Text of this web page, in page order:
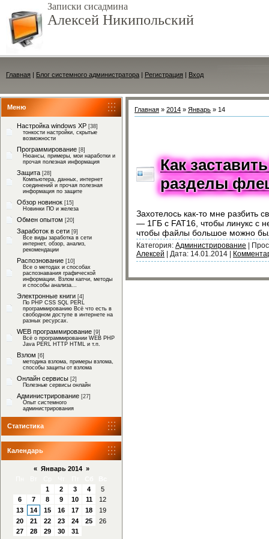
Записки сисадмина
Алексей Никипольский
Главная | Блог системного администратора | Регистрация | Вход
Меню
Настройка windows XP [38]
тонкости настройки, скрытые
возможности
Программирование [8]
Нюансы, примеры, мои наработки и
прочая полезная информация
Защита [28]
Компьютера, данных, интернет
соединений и прочая полезная
информация по защите
Обзор новинок [15]
Новинки ПО и железа
Обмен опытом [20]
Заработок в сети [9]
Все виды заработка в сети
интернет, обзор, анализ,
рекомендации
Распознование [10]
Все о методах и способах
распознавания графической
информации. Взлом капчи, методы
и способы анализа...
Электронные книги [4]
По PHP CSS SQL PERL
программированию Всё что есть в
свободном доступе в интернете на
разных ресурсах.
WEB программирование [9]
Всё о программировании WEB PHP
Java PERL HTTP HTML и т.п.
Взлом [6]
методика взлома, примеры взлома,
способы защиты от взлома
Онлайн сервисы [2]
Полезные сервисы онлайн
Администрирование [27]
Опыт системного
администрирования
Статистика
Календарь
« Январь 2014 »
1
2 3 4
5
6
7 8 9 10 11
12
13
14 15 16 17 18
19
20
21 22 23 24 25
26
27
28 29 30 31
Главная » 2014 » Январь » 14
Как
разделы
Захотелось как-то мне разбить
— 1ГБ с FAT16, чтобы линукс с
чтобы файлы большое можно
Категория: Администрирование
Алексей
Дата: 14.01.2014